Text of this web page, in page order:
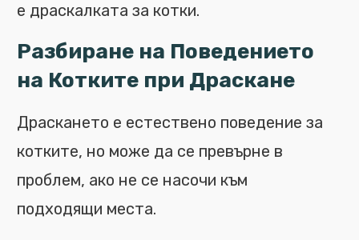
е драскалката за котки.
Разбиране на Поведението
на Котките при Драскане
Драскането е естествено поведение за
котките, но може да се превърне в
проблем, ако не се насочи към
подходящи места.